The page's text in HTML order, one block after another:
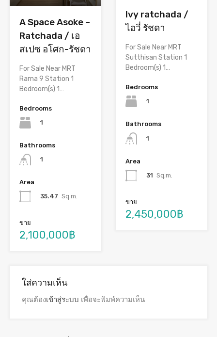
A Space Asoke –
Ratchada / เอ
สเปซ อโศก-รัชดา
For Sale Near MRT
Rama 9 Station 1
Bedroom(s) 1…
Bedrooms
1
Bathrooms
1
Area
35.47 Sq.m.
ขาย
2,100,000฿
Ivy ratchada /
ไอวี่ รัชดา
For Sale Near MRT
Sutthisan Station 1
Bedroom(s) 1…
Bedrooms
1
Bathrooms
1
Area
31 Sq.m.
ขาย
2,450,000฿
ใส่ความเห็น
คุณต้องเข้าสู่ระบบ เพื่อจะพิมพ์ความเห็น